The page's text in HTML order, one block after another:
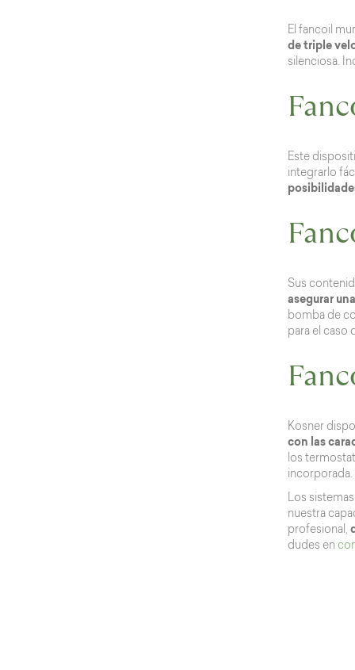
El fancoil
de triple
silenciosa.
Este
integrarlo
Sus
asegurar
bomba de
para el caso
Kosner
con las
los
incorporada.
Los
nuestra
profesional,
dudes en